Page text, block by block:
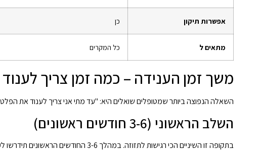
אפשרות תיקון כן
מתאים ל כל המקרים
משך זמן הענידה – כמה זמן צריך
השאלה הנפוצה ביותר שמטופלים שואלים היא: "עד מתי אני צריך לענוד את
השלב הראשוני (3-6 חודשים ראשונים)